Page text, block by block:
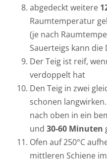
abgedeckt weitere
Raumtemperatur
(je nach
Sauerteigs kann die
Der Teig ist reif,
verdoppelt hat
Den Teig in zwei
schonen
nach oben in ein
und 30-60 Minuten
Ofen auf 250°C
mittleren Schiene